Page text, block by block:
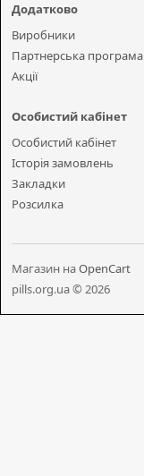
Додатково
Виробники
Партнерська програма
Акції
Особистий кабінет
Особистий кабінет
Історія замовлень
Закладки
Розсилка
Магазин наOpenCart
pills.org.ua © 2026